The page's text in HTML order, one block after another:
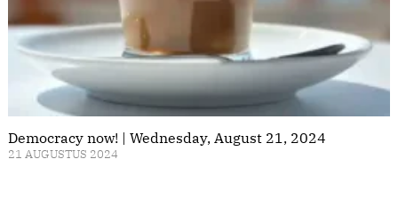
Democracy now! | Wednesday, August 21, 2024
21 AUGUSTUS 2024